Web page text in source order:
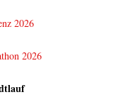
2026
2026